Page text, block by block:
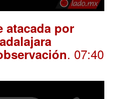
atacada por
. 07:40